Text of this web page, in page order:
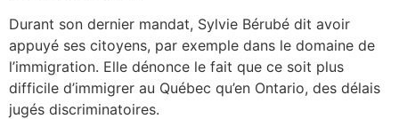
Durant son dernier mandat, Sylvie Bérubé dit avoir
appuyé ses citoyens, par exemple dans le domaine de
l’immigration. Elle dénonce le fait que ce soit plus
difficile d’immigrer au Québec qu’en Ontario, des délais
jugés discriminatoires.